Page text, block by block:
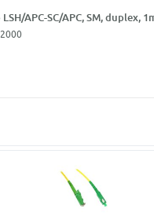
APC-SC/APC, SM, duplex,